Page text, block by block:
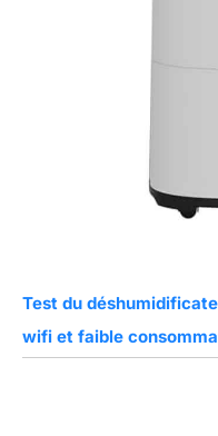
Test du
wifi et faible